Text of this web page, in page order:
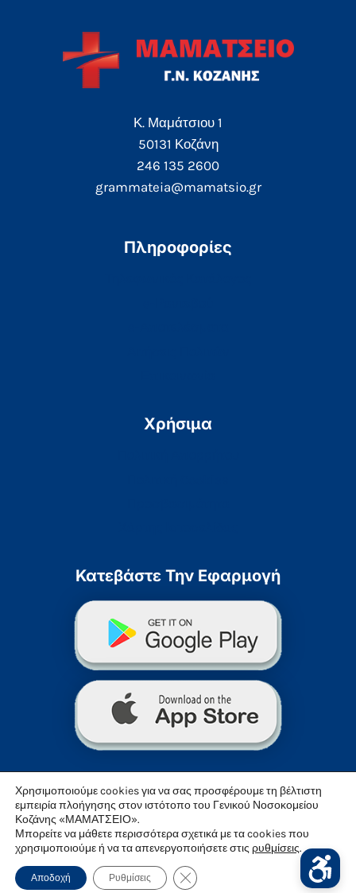
Κ. Μαμάτσιου 1
50131 Κοζάνη
246 135 2600
grammateia@mamatsio.gr
Πληροφορίες
Χρήσιμα
Κατεβάστε Την Εφαρμογή
© 2026 «Μαμάτσειο» Γενικό Νοσοκομείο Κοζάνης
Χρησιμοποιούμε cookies για να σας προσφέρουμε τη βέλτιστη
εμπειρία πλοήγησης στον ιστότοπο του Γενικού Νοσοκομείου
Κοζάνης «ΜΑΜΑΤΣΕΙΟ».
Μπορείτε να μάθετε περισσότερα σχετικά με τα cookies που
χρησιμοποιούμε ή να τα απενεργοποιήσετε στις ρυθμίσεις.
Αποδοχή Ρυθμίσεις Κλείσιμο Του Cookie Banner Για